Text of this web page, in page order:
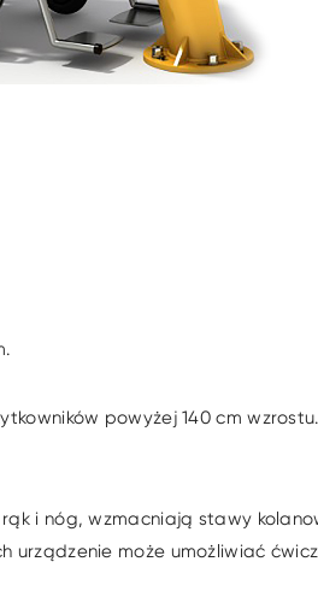
powyżej 140 cm
i nóg, wzmacniają stawy
urządzenie może umożliwiać